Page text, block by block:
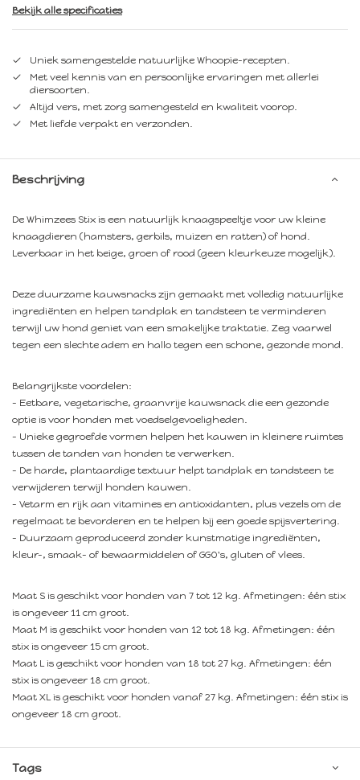
Bekijk alle specificaties
Uniek samengestelde natuurlijke Whoopie-recepten.
Met veel kennis van en persoonlijke ervaringen met allerlei
diersoorten.
Altijd vers, met zorg samengesteld en kwaliteit voorop.
Met liefde verpakt en verzonden.
Beschrijving
De Whimzees Stix is een natuurlijk knaagspeeltje voor uw kleine
knaagdieren (hamsters, gerbils, muizen en ratten) of hond.
Leverbaar in het beige, groen of rood (geen kleurkeuze mogelijk).
Deze duurzame kauwsnacks zijn gemaakt met volledig natuurlijke
ingrediënten en helpen tandplak en tandsteen te verminderen
terwijl uw hond geniet van een smakelijke traktatie. Zeg vaarwel
tegen een slechte adem en hallo tegen een schone, gezonde mond.
Belangrijkste voordelen:
- Eetbare, vegetarische, graanvrije kauwsnack die een gezonde
optie is voor honden met voedselgevoeligheden.
- Unieke gegroefde vormen helpen het kauwen in kleinere ruimtes
tussen de tanden van honden te verwerken.
- De harde, plantaardige textuur helpt tandplak en tandsteen te
verwijderen terwijl honden kauwen.
- Vetarm en rijk aan vitamines en antioxidanten, plus vezels om de
regelmaat te bevorderen en te helpen bij een goede spijsvertering.
- Duurzaam geproduceerd zonder kunstmatige ingrediënten,
kleur-, smaak- of bewaarmiddelen of GGO's, gluten of vlees.
Maat S is geschikt voor honden van 7 tot 12 kg. Afmetingen: één stix
is ongeveer 11 cm groot.
Maat M is geschikt voor honden van 12 tot 18 kg. Afmetingen: één
stix is ongeveer 15 cm groot.
Maat L is geschikt voor honden van 18 tot 27 kg. Afmetingen: één
stix is ongeveer 18 cm groot.
Maat XL is geschikt voor honden vanaf 27 kg. Afmetingen: één stix is
ongeveer 18 cm groot.
Tags